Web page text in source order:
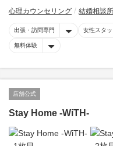
心理カウンセリング 結婚相談所
出張・訪問専門 女性スタッ
無料体験
店舗公式
Stay Home -WiTH-